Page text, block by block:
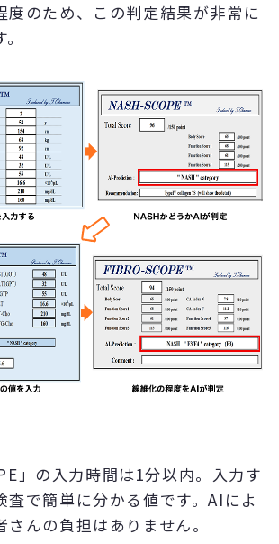
度のため、この判定結果が非常に
」の入力時間は1分以内。入力す
査で簡単に分かる値です。AIによ
んの負担はありません。